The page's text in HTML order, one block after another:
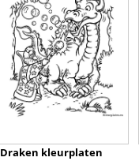
Draken kleurplaten